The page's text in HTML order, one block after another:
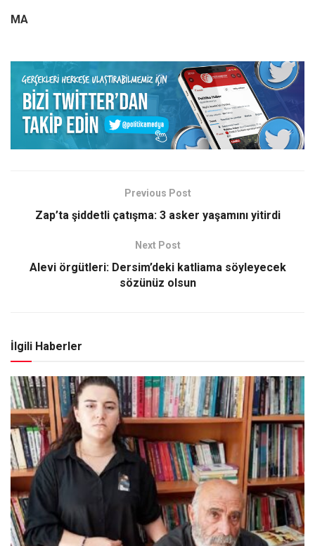
MA
Previous Post
Zap’ta şiddetli çatışma: 3 asker yaşamını yitirdi
Next Post
Alevi örgütleri: Dersim’deki katliama söyleyecek
sözünüz olsun
İlgili Haberler